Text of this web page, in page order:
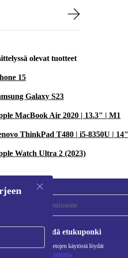
olevat tuotteet
15
Galaxy S23
MacBook Air 2020 | 13.3" | M1
ThinkPad T480 | i5-8350U | 14"
Watch Ultra 2 (2023)
Pyydä etukuponki
Lisätietoja henkilötietojen käytöstä löydät
tietosuojaselosteestamme.